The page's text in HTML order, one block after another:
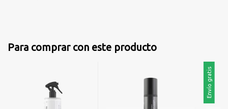
Para comprar con este producto
Envío gratis